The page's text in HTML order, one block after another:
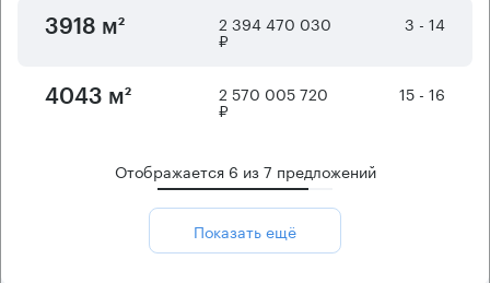
3918 м² 2 394 470 030
₽
3 - 14
4043 м² 2 570 005 720
₽
15 - 16
Отображается 6 из7 предложений
Показать ещё